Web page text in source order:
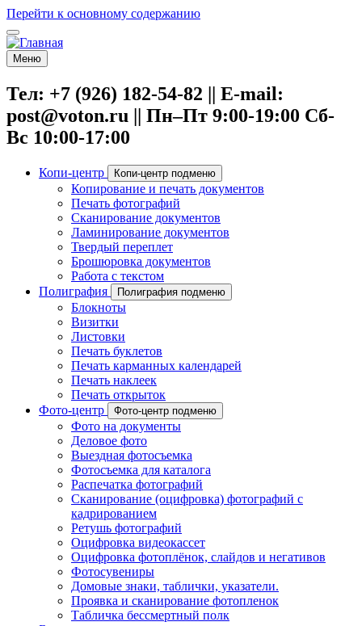
Перейти к основному содержанию
Меню
Тел: +7 (926) 182-54-82 || E-mail:
post@voton.ru || Пн–Пт 9:00-19:00 Сб-
Вс 10:00-17:00
Копи-центр Копи-центр подменю
Копирование и печать документов
Печать фотографий
Сканирование документов
Ламинирование документов
Твердый переплет
Брошюровка документов
Работа с текстом
Полиграфия
Полиграфия подменю
Блокноты
Визитки
Листовки
Печать буклетов
Печать карманных календарей
Печать наклеек
Печать открыток
Фото-центр
Фото-центр подменю
Фото на документы
Деловое фото
Выездная фотосъемка
Фотосъемка для каталога
Распечатка фотографий
Сканирование (оцифровка) фотографий с
кадрированием
Ретушь фотографий
Оцифровка видеокассет
Оцифровка фотоплёнок, слайдов и негативов
Фотосувениры
Домовые знаки, таблички, указатели.
Проявка и сканирование фотопленок
Табличка бессмертный полк